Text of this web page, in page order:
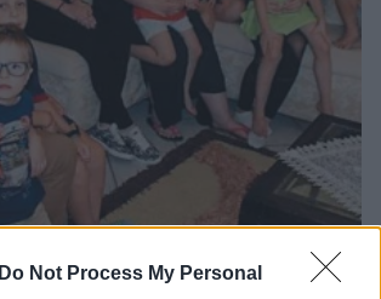
Do Not Process My Personal